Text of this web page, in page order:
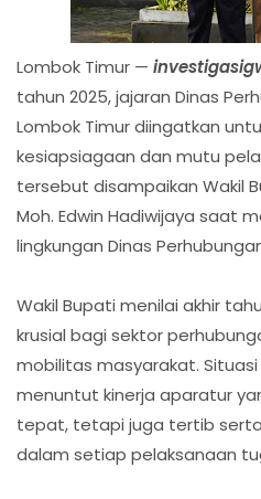
Lombok Timur —
tahun 2025, jajaran Dinas
Lombok Timur diingatkan
kesiapsiagaan dan mutu
tersebut disampaikan Wakil
Moh. Edwin Hadiwijaya saat
lingkungan Dinas
Wakil Bupati menilai akhir
krusial bagi sektor
mobilitas masyarakat.
menuntut kinerja aparatur
tepat, tetapi juga tertib
dalam setiap pelaksanaan